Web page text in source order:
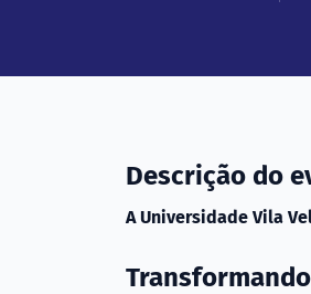
Descrição do
A Universidade Vila